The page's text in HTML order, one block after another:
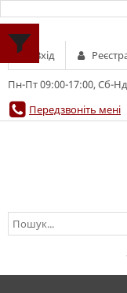
Пн-Пт 09:00-17:00, Сб-
Передзвоніть мені
Вхід